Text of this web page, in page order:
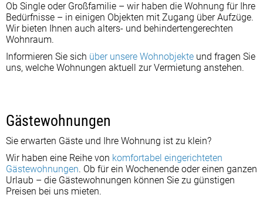
Ob Single oder Großfamilie – wir haben die Wohnung für Ihre
Bedürfnisse – in einigen Objekten mit Zugang über Aufzüge.
Wir bieten Ihnen auch alters- und behindertengerechten
Wohnraum.
Informieren Sie sich über unsere Wohnobjekte und fragen Sie
uns, welche Wohnungen aktuell zur Vermietung anstehen.
Gästewohnungen
Sie erwarten Gäste und Ihre Wohnung ist zu klein?
Wir haben eine Reihe von komfortabel eingerichteten
Gästewohnungen. Ob für ein Wochenende oder einen ganzen
Urlaub – die Gästewohnungen können Sie zu günstigen
Preisen bei uns mieten.